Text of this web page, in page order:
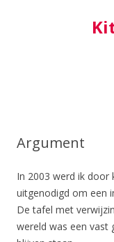
Argument
In 2003 werd ik door
uitgenodigd om een
De tafel met
wereld was een vast